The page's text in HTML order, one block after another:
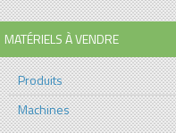
MATÉRIELS À VENDRE
Produits
Machines